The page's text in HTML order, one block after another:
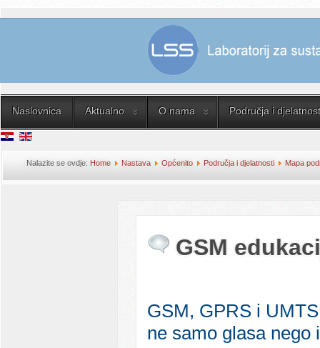
Naslovnica Aktualno O nama Područja i
Nalazite se ovdje: Home Nastava Općenito Područja i djelatnosti Mapa
GSM
GSM, GPRS i
ne samo glasa